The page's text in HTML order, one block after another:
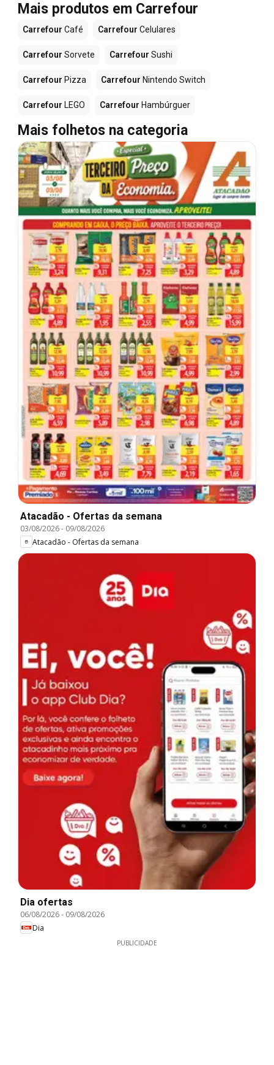
Mais produtos em Carrefour
Carrefour Café Carrefour Celulares
Carrefour Sorvete Carrefour Sushi
Carrefour Pizza Carrefour Nintendo Switch
Carrefour LEGO Carrefour Hambúrguer
Mais folhetos na categoria
Atacadão - Ofertas da semana
03/08/2026- 09/08/2026
Atacadão - Ofertas da semana
Dia ofertas
06/08/2026- 09/08/2026
Dia
PUBLICIDADE